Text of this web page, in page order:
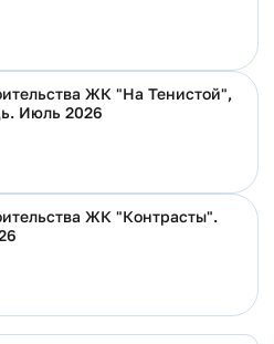
ЖК "На Тенистой",
Июль 2026
ЖК "Контрасты".